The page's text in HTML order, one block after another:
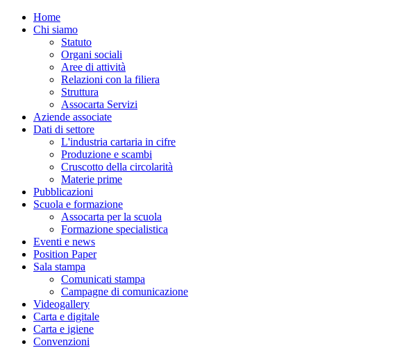
Home
Chi siamo
Statuto
Organi sociali
Aree di attività
Relazioni con la filiera
Struttura
Assocarta Servizi
Aziende associate
Dati di settore
L'industria cartaria in cifre
Produzione e scambi
Cruscotto della circolarità
Materie prime
Pubblicazioni
Scuola e formazione
Assocarta per la scuola
Formazione specialistica
Eventi e news
Position Paper
Sala stampa
Comunicati stampa
Campagne di comunicazione
Videogallery
Carta e digitale
Carta e igiene
Convenzioni